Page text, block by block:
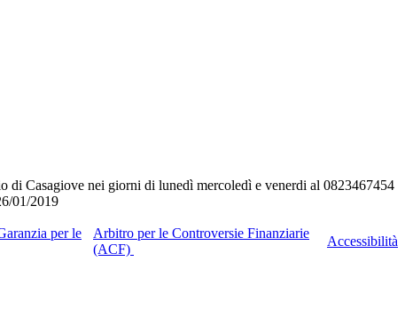
di Casagiove nei giorni di lunedì mercoledì e venerdi al 0823467454
01/2019
per le
Arbitro per le Controversie Finanziarie
(ACF)
Accessibilità